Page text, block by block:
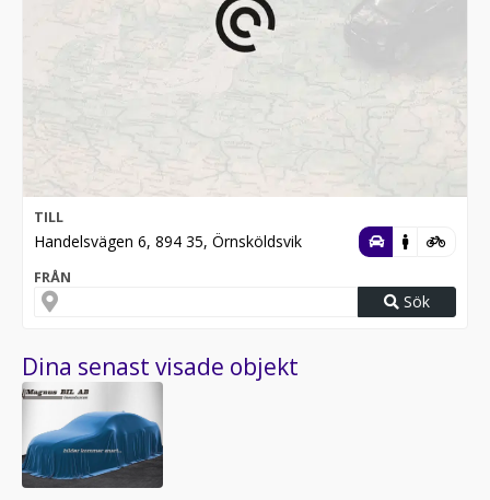
TILL
Handelsvägen 6, 894 35, Örnsköldsvik
FRÅN
Sök
Dina senast visade objekt